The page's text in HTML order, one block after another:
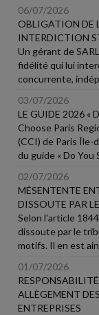
06/07/2026
OBLIGATION DE
INTERDICTION
Un gérant de
fidélité qui lui
concurrente,
03/07/2026
LE GUIDE 2026 «
Choose Paris
(CCI) de Paris Île-
du guide « Do You
02/07/2026
MÉSENTENTE
DISSOUTE PAR
Selon l'article
dissoute par le
motifs. Il en est
01/07/2026
ALLÈGEMENT
ENTREPRISES